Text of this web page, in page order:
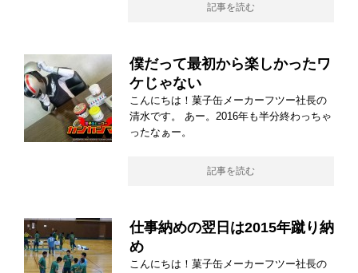
記事を読む
僕だって最初から楽しかったワ
ケじゃない
こんにちは！菓子缶メーカーフツー社長の
清水です。 あー。2016年も半分終わっちゃ
ったなぁー。
記事を読む
仕事納めの翌日は2015年蹴り納
め
こんにちは！菓子缶メーカーフツー社長の